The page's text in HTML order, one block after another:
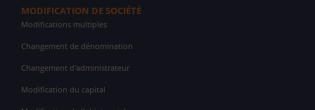
MODIFICATION DE SOCIÉTÉ
Modifications multiples
Changement de dénomination
Changement d'administrateur
Modification du capital